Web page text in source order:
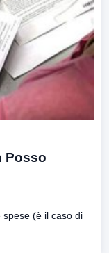
Posso
(è il caso di